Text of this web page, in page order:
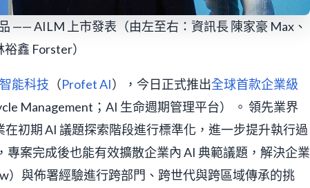
—— AILM 上市發表（由左至右：資訊長 陳家豪 Max、
鑫 Forster）
能科技 （Profet AI），今日正式推出全球首款企業級
Management；AI 生命週期管理平台） 。 領先業界
初期 AI 議題探索階段進行標準化，進一步提升執行過
案完成後也能有效擴散企業內 AI 典範議題，解決企業
）與佈署經驗進行跨部門、跨世代與跨區域傳承的挑